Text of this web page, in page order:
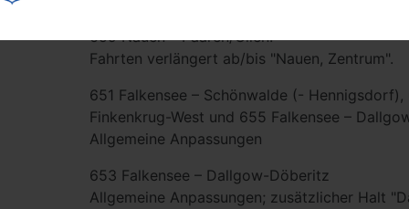
659 Nauen – Paaren/Glien:
Fahrten verlängert ab/bis "Nauen, Zentrum".
651 Falkensee – Schönwalde (-
Finkenkrug-West und 655 Falkensee –
Allgemeine Anpassungen
653 Falkensee – Dallgow-Döberitz
Allgemeine Anpassungen; zusätzlicher Halt